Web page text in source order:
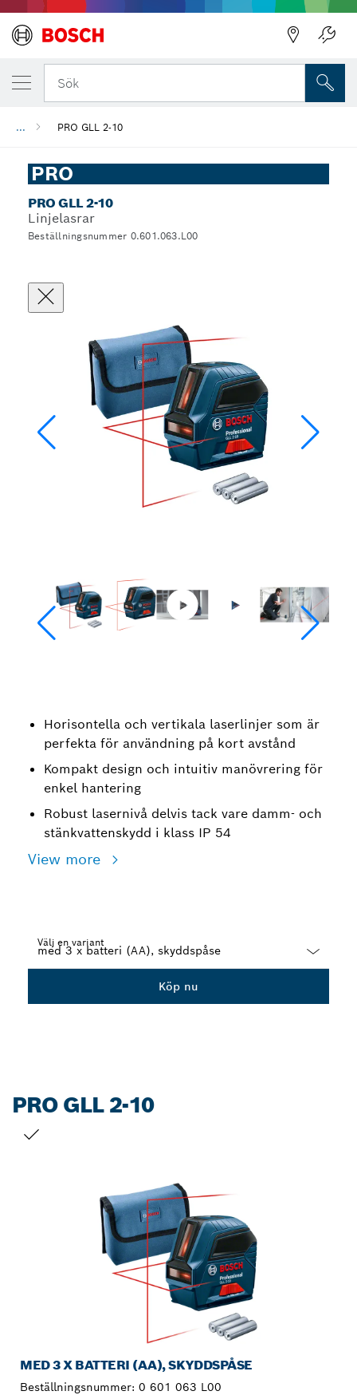
Sök
... PRO GLL 2-10
PRO
PRO GLL 2-10
Linjelasrar
Beställningsnummer 0.601.063.L00
Horisontella och vertikala laserlinjer som är
perfekta för användning på kort avstånd
Kompakt design och intuitiv manövrering för
enkel hantering
Robust lasernivå delvis tack vare damm- och
stänkvattenskydd i klass IP 54
View more
Välj en variant
Köp nu
PRO GLL 2-10
MED 3 X BATTERI (AA), SKYDDSPÅSE
Beställningsnummer: 0 601 063 L00